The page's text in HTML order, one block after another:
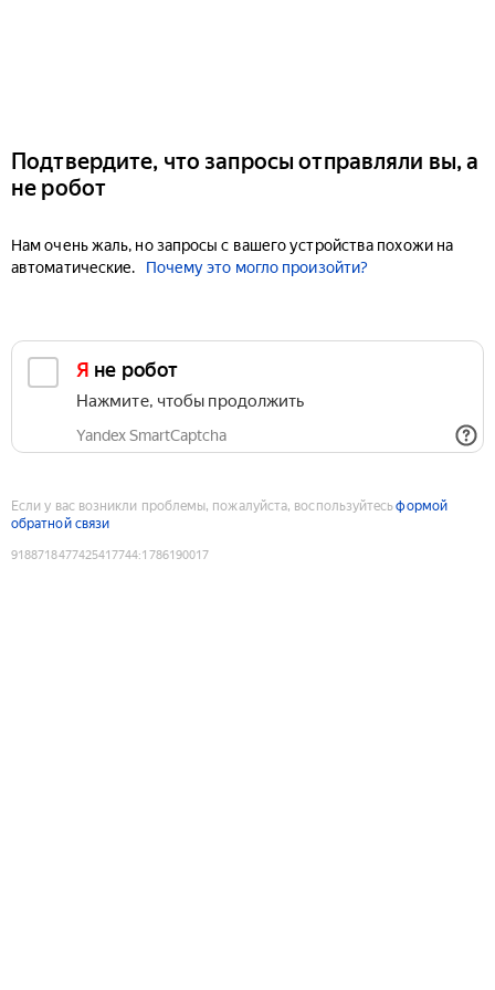
Подтвердите, что запросы отправляли вы, а
не робот
Нам очень жаль, но запросы с вашего устройства похожи на
автоматические.
Почему это могло произойти?
Я не робот
Нажмите, чтобы продолжить
Yandex SmartCaptcha
Если у вас возникли проблемы, пожалуйста, воспользуйтесьформой
обратной связи
9188718477425417744:1786190017